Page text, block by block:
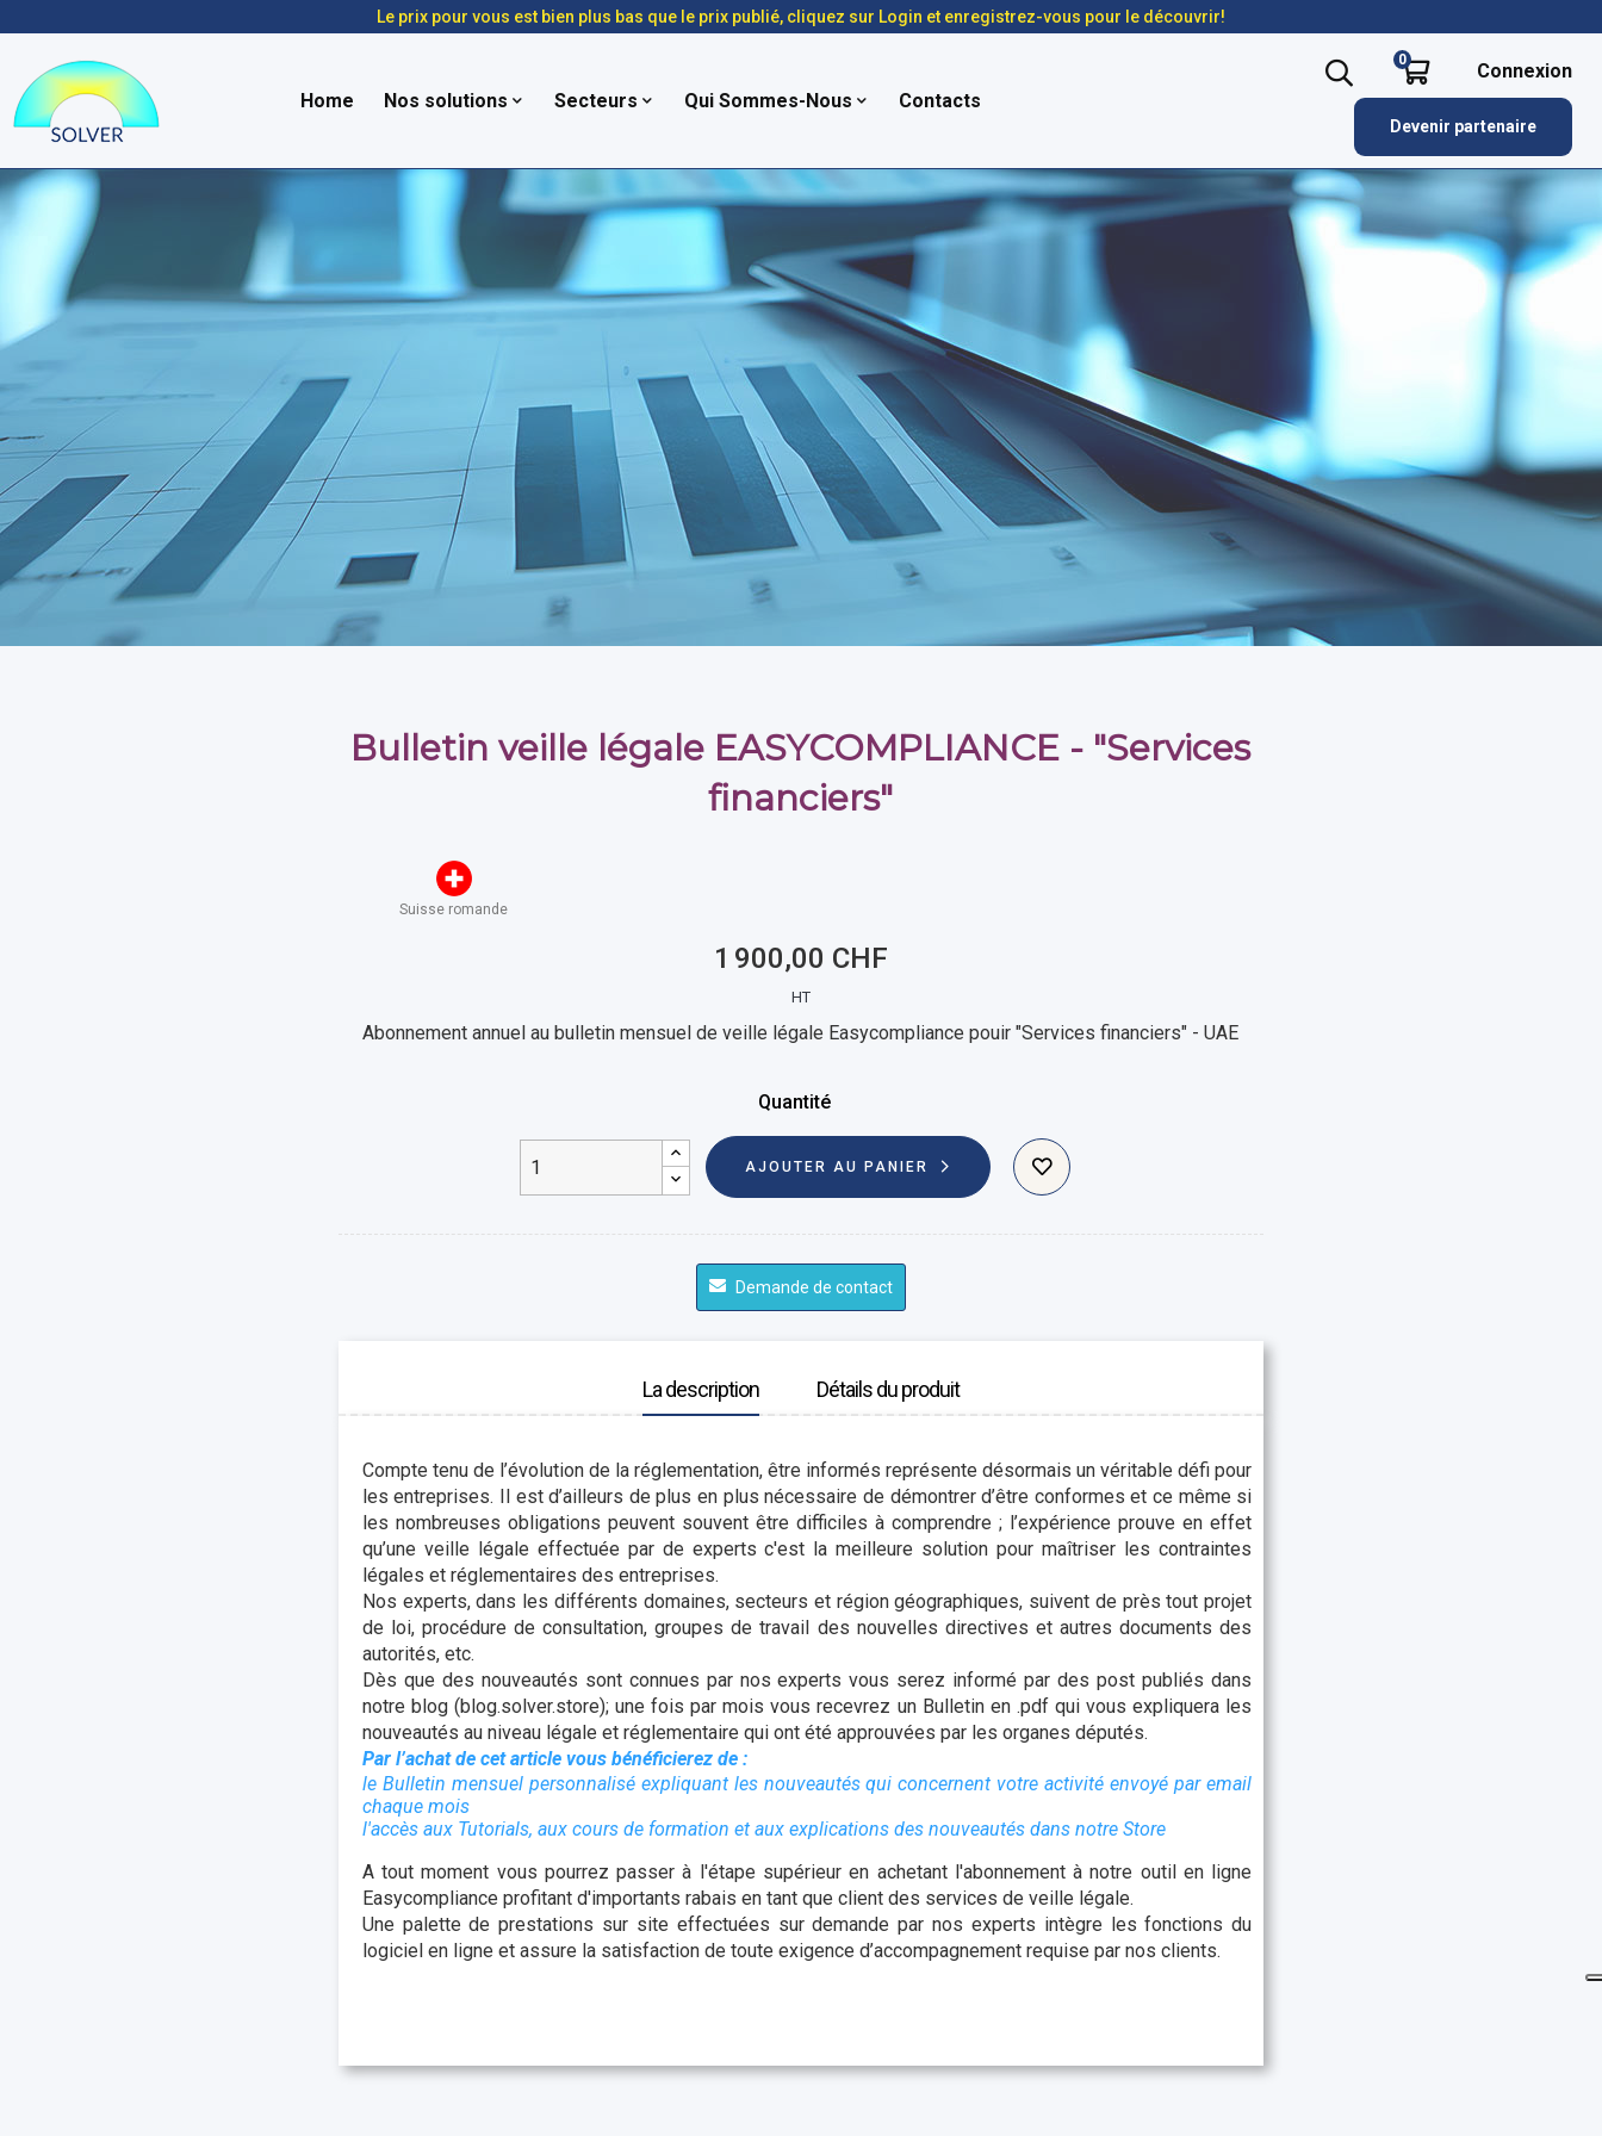
Le prix pour vous est bien plus bas que le prix publié, cliquez sur Login et enregistrez-vous pour le découvrir!
Home Nos solutions Secteurs Qui Sommes-Nous Contacts
0 Connexion
Devenir partenaire
Bulletin veille légale EASYCOMPLIANCE - "Services
financiers"
Suisse romande
1 900,00 CHF
HT
Abonnement annuel au bulletin mensuel de veille légale Easycompliance pouir "Services financiers" - UAE
Quantité
AJOUTER AU PANIER
Demande de contact
La description Détails du produit
Compte tenu de l’évolution de la réglementation, être informés représente désormais un véritable défi pour
les entreprises. Il est d’ailleurs de plus en plus nécessaire de démontrer d’être conformes et ce même si
les nombreuses obligations peuvent souvent être difficiles à comprendre ; l’expérience prouve en effet
qu’une veille légale effectuée par de experts c'est la meilleure solution pour maîtriser les contraintes
légales et réglementaires des entreprises.
Nos experts, dans les différents domaines, secteurs et région géographiques, suivent de près tout projet
de loi, procédure de consultation, groupes de travail des nouvelles directives et autres documents des
autorités, etc.
Dès que des nouveautés sont connues par nos experts vous serez informé par des post publiés dans
notre blog (blog.solver.store); une fois par mois vous recevrez un Bulletin en .pdf qui vous expliquera les
nouveautés au niveau légale et réglementaire qui ont été approuvées par les organes députés.
Par l’achat de cet article vous bénéficierez de :
le Bulletin mensuel personnalisé expliquant les nouveautés qui concernent votre activité envoyé par email
chaque mois
l'accès aux Tutorials, aux cours de formation et aux explications des nouveautés dans notre Store
A tout moment vous pourrez passer à l'étape supérieur en achetant l'abonnement à notre outil en ligne
Easycompliance profitant d'importants rabais en tant que client des services de veille légale.
Une palette de prestations sur site effectuées sur demande par nos experts intègre les fonctions du
logiciel en ligne et assure la satisfaction de toute exigence d’accompagnement requise par nos clients.